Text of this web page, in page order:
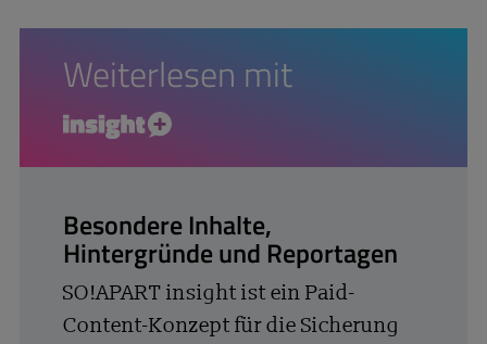
Weiterlesen mit
insight+
Besondere Inhalte,
Hintergründe und Reportagen
SO!APART insight ist ein Paid-
Content-Konzept für die Sicherung